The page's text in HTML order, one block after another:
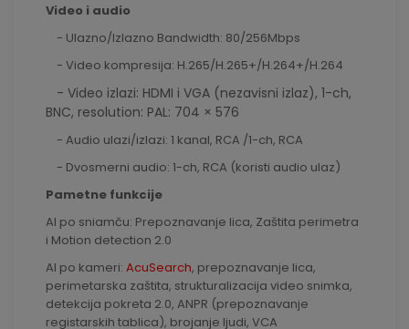
Video i audio
- Ulazno/Izlazno Bandwidth: 80/256Mbps
- Video kompresija: H.265/H.265+/H.264+/H.264
- Video izlazi: HDMI i VGA (nezavisni izlaz), 1-ch,
BNC, resolution: PAL: 704 × 576
- Audio ulazi/izlazi: 1 kanal, RCA /1-ch, RCA
- Dvosmerni audio: 1-ch, RCA (koristi audio ulaz)
Pametne funkcije
AI po sniamču: Prepoznavanje lica, Zaštita perimetra
i Motion detection 2.0
AI po kameri: AcuSearch, prepoznavanje lica,
perimetarska zaštita, strukturalizacija video snimka,
detekcija pokreta 2.0, ANPR (prepoznavanje
registarskih tablica), brojanje ljudi, VCA